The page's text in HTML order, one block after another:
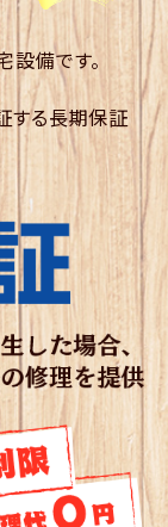
備です。
する長期保証